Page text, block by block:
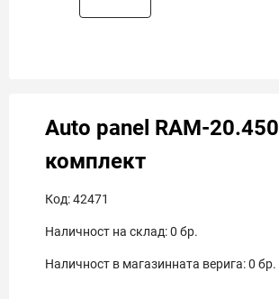
Auto panel RAM-20.450
комплект
Код:42471
Наличност на склад:0 бр.
Наличност в магазинната верига:0 бр.